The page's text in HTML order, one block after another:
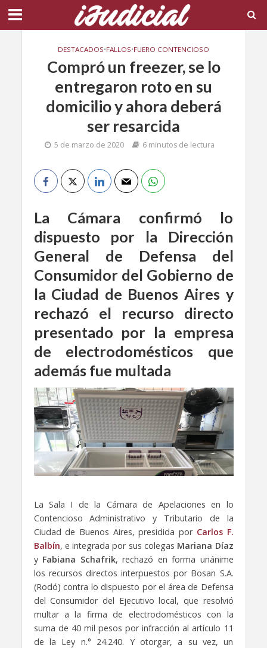
DESTACADOS•FALLOS•FUERO CONTENCIOSO
Compró un freezer, se lo
entregaron roto en su
domicilio y ahora deberá
ser resarcida
5 de marzo de 2020 6 minutos de lectura
La Cámara confirmó lo
dispuesto por la Dirección
General de Defensa del
Consumidor del Gobierno de
la Ciudad de Buenos Aires y
rechazó el recurso directo
presentado por la empresa
de electrodomésticos que
además fue multada
La Sala I de la Cámara de Apelaciones en lo
Contencioso Administrativo y Tributario de la
Ciudad de Buenos Aires, presidida por Carlos F.
Balbín, e integrada por sus colegas Mariana Díaz
y Fabiana Schafrik, rechazó en forma unánime
los recursos directos interpuestos por Bosan S.A.
(Rodó) contra lo dispuesto por el área de Defensa
del Consumidor del Ejecutivo local, que resolvió
multar a la firma de electrodomésticos con la
suma de 40 mil pesos por infracción al artículo 11
de la Ley n.° 24.240. Y otorgar, a su vez, un